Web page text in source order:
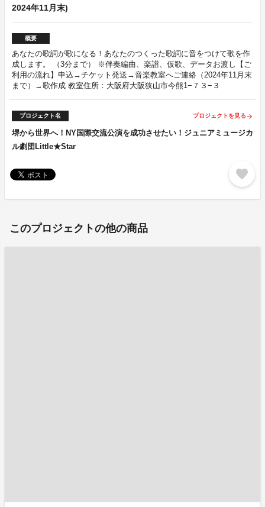
2024年11月末)
概要
あなたの歌詞が歌になる！あなたのつくった歌詞に音をつけて歌を作
成します。 （3分まで） ※伴奏編曲、楽譜、仮歌、データお渡し【ご
利用の流れ】申込→チケット発送→音楽教室へご連絡（2024年11月末
まで）→歌作成 教室住所：大阪府大阪狭山市今熊1−７３−３
プロジェクト名 プロジェクトを見る arrow_forward
堺から世界へ！NY国際交流公演を成功させたい！ジュニアミュージカ
ル劇団Little★Star
favorite
このプロジェクトの他の商品